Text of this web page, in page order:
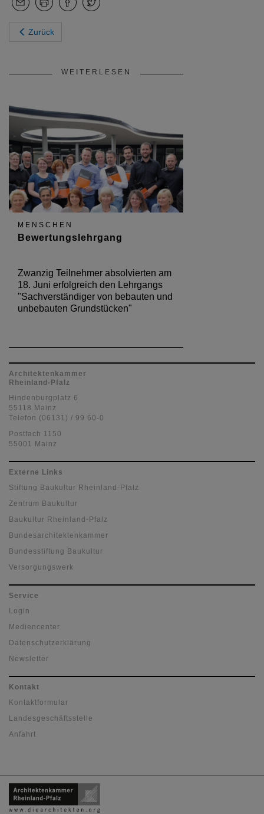
Zurück
WEITERLESEN
MENSCHEN
Bewertungslehrgang
Zwanzig Teilnehmer absolvierten am
18. Juni erfolgreich den Lehrgangs
"Sachverständiger von bebauten und
unbebauten Grundstücken"
Architektenkammer
Rheinland-Pfalz
Hindenburgplatz 6
55118 Mainz
Telefon (06131) / 99 60-0
Postfach 1150
55001 Mainz
Externe Links
Stiftung Baukultur Rheinland-Pfalz
Zentrum Baukultur
Baukultur Rheinland-Pfalz
Bundesarchitektenkammer
Bundesstiftung Baukultur
Versorgungswerk
Service
Login
Mediencenter
Datenschutzerklärung
Newsletter
Kontakt
Kontaktformular
Landesgeschäftsstelle
Anfahrt